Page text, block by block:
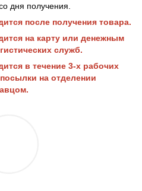
дня получения.
после получения товара.
на карту или денежным
служб.
в течение 3-х рабочих
на отделении